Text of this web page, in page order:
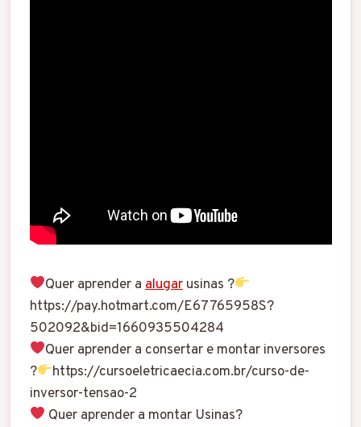
Quer aprender a alugar usinas ?
https://pay.hotmart.com/E67765958S?
502092&bid=1660935504284
Quer aprender a consertar e montar inversores
?
https://cursoeletricaecia.com.br/curso-de-
inversor-tensao-2
Quer aprender a montar Usinas?